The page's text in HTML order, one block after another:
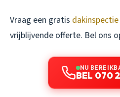
Vraag een gratis dakinspectie
vrijblijvende offerte. Bel ons
NU
BEL 070